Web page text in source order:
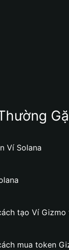
Ví Solana
tạo Ví Gizmo
mua token